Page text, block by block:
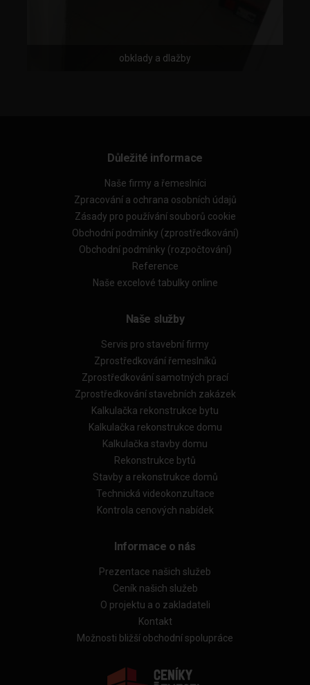
obklady a dlažby
Důležité informace
Naše firmy a řemeslníci
Zpracování a ochrana osobních údajů
Zásady pro používání souborů cookie
Obchodní podmínky (zprostředkování)
Obchodní podmínky (rozpočtování)
Reference
Naše excelové tabulky online
Naše služby
Servis pro stavební firmy
Zprostředkování řemeslníků
Zprostředkování samotných prací
Zprostředkování stavebních zakázek
Kalkulačka rekonstrukce bytu
Kalkulačka rekonstrukce domu
Kalkulačka stavby domu
Rekonstrukce bytů
Stavby a rekonstrukce domů
Technická videokonzultace
Kontrola cenových nabídek
Informace o nás
Prezentace našich služeb
Ceník našich služeb
O projektu a o zakladateli
Kontakt
Možnosti bližší obchodní spolupráce